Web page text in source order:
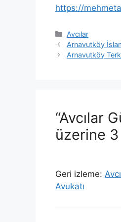
https://
Kategoriler
Avcılar
Arnavutköy
Arnavutköy
“Avcılar
üzerine
Geri izleme:
Avukatı